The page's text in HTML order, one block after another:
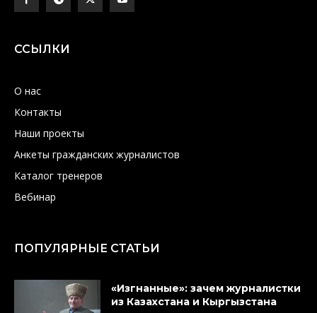
ССЫЛКИ
О нас
Контакты
Наши проекты
Анкеты гражданских журналистов
Каталог тренеров
Вебинар
ПОПУЛЯРНЫЕ СТАТЬИ
«Изгнанные»: зачем журналистки
из Казахстана и Кыргызстана